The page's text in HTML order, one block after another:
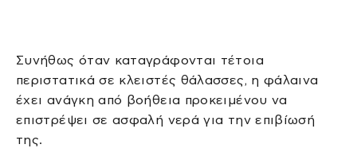
Συνήθως όταν καταγράφονται τέτοια
περιστατικά σε κλειστές θάλασσες, η φάλαινα
έχει ανάγκη από βοήθεια προκειμένου να
επιστρέψει σε ασφαλή νερά για την επιβίωσή
της.